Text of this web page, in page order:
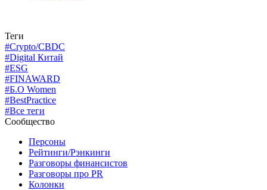
Теги
#Crypto/CBDC
#Digital Китай
#ESG
#FINAWARD
#Б.О Women
#BestPractice
#Все теги
Сообщество
Персоны
Рейтинги/Рэнкинги
Разговоры финансистов
Разговоры про PR
Колонки